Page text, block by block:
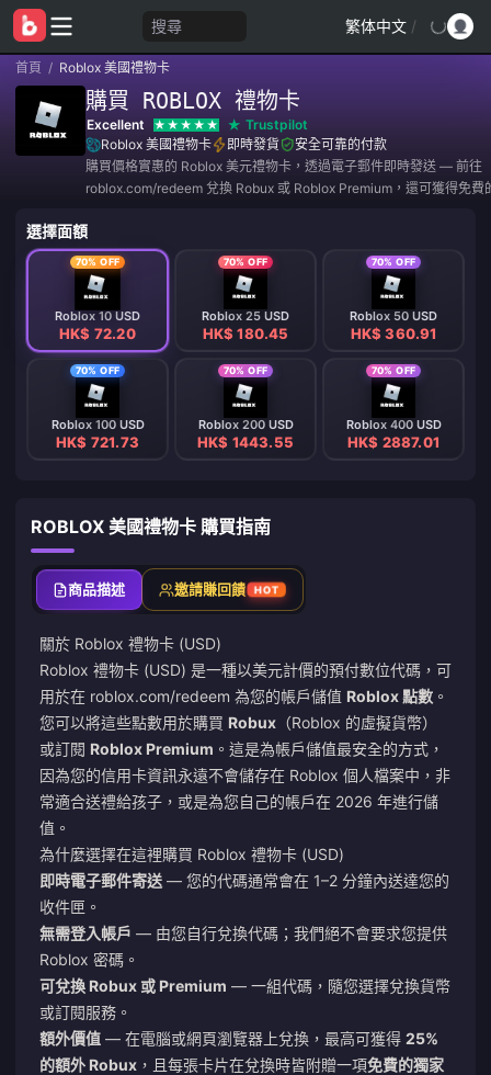
搜尋 繁体中文 /
首頁 / Roblox 美國禮物卡
購買 ROBLOX 禮物卡
Excellent
Trustpilot
Roblox 美國禮物卡
即時發貨
安全可靠的付款
購買價格實惠的 Roblox 美元禮物卡，透過電子郵件即時發送 — 前往
roblox.com/redeem 兌換 Robux 或 Roblox Premium，還可獲得免費
選擇面額
70% OFF
Roblox 10 USD
HK$ 72.20
70% OFF
Roblox 25 USD
HK$ 180.45
70% OFF
Roblox 50 USD
HK$ 360.91
70% OFF
Roblox 100 USD
HK$ 721.73
70% OFF
Roblox 200 USD
HK$ 1443.55
70% OFF
Roblox 400 USD
HK$ 2887.01
ROBLOX 美國禮物卡 購買指南
商品描述 邀請賺回饋 HOT
關於 Roblox 禮物卡 (USD)
Roblox 禮物卡 (USD) 是一種以美元計價的預付數位代碼，可
用於在 roblox.com/redeem 為您的帳戶儲值 Roblox 點數 。
您可以將這些點數用於購買 Robux （Roblox 的虛擬貨幣）
或訂閱 Roblox Premium 。這是為帳戶儲值最安全的方式，
因為您的信用卡資訊永遠不會儲存在 Roblox 個人檔案中，非
常適合送禮給孩子，或是為您自己的帳戶在 2026 年進行儲
值。
為什麼選擇在這裡購買 Roblox 禮物卡 (USD)
即時電子郵件寄送 — 您的代碼通常會在 1–2 分鐘內送達您的
收件匣。
無需登入帳戶 — 由您自行兌換代碼；我們絕不會要求您提供
Roblox 密碼。
可兌換 Robux 或 Premium — 一組代碼，隨您選擇兌換貨幣
或訂閱服務。
額外價值 — 在電腦或網頁瀏覽器上兌換，最高可獲得 25%
的額外 Robux ，且每張卡片在兌換時皆附贈一項免費的獨家